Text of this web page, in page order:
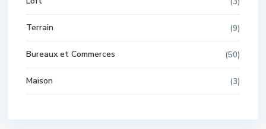
Terrain (9)
Bureaux et Commerces (50)
Maison (3)